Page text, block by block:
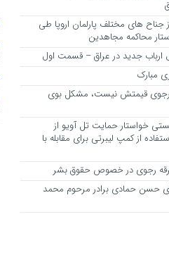
جناح های مختلف پارلمان اروپا طی
محاکمه مجاهدین
ارباب جدید در عراق – قسمت اول
مبارک
قیمتش نیست، مشکل بوی
خواستار حمایت تل آویو از
از کمپ لیبرتی برای مقابله با
رجوی در خصوص حقوق بشر
حسن حمادی برادر مرحوم محمد